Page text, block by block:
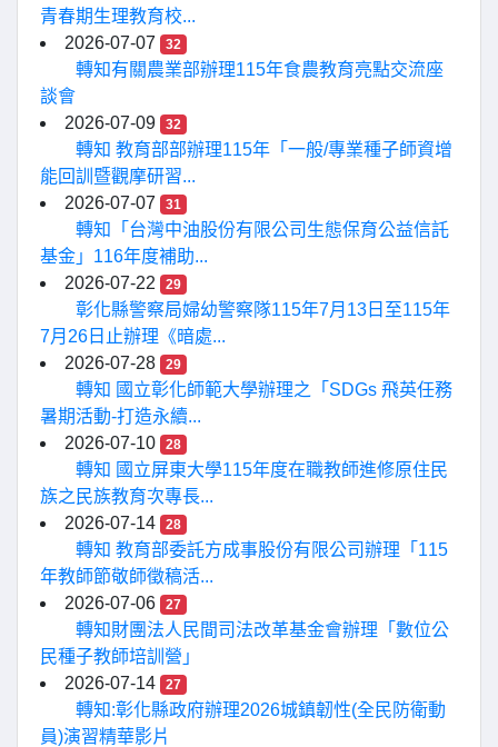
青春期生理教育校...
2026-07-07
32
轉知有關農業部辦理115年食農教育亮點交流座
談會
2026-07-09
32
轉知 教育部部辦理115年「一般/專業種子師資增
能回訓暨觀摩研習...
2026-07-07
31
轉知「台灣中油股份有限公司生態保育公益信託
基金」116年度補助...
2026-07-22
29
彰化縣警察局婦幼警察隊115年7月13日至115年
7月26日止辦理《暗處...
2026-07-28
29
轉知 國立彰化師範大學辦理之「SDGs 飛英任務
暑期活動-打造永續...
2026-07-10
28
轉知 國立屏東大學115年度在職教師進修原住民
族之民族教育次專長...
2026-07-14
28
轉知 教育部委託方成事股份有限公司辦理「115
年教師節敬師徵稿活...
2026-07-06
27
轉知財團法人民間司法改革基金會辦理「數位公
民種子教師培訓營」
2026-07-14
27
轉知:彰化縣政府辦理2026城鎮韌性(全民防衛動
員)演習精華影片